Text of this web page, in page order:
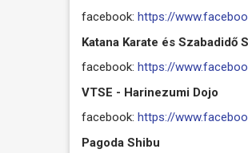
facebook: https://
Katana Karate és Szabadidő
facebook: https://
VTSE - Harinezumi Dojo
facebook: https://
Pagoda Shibu